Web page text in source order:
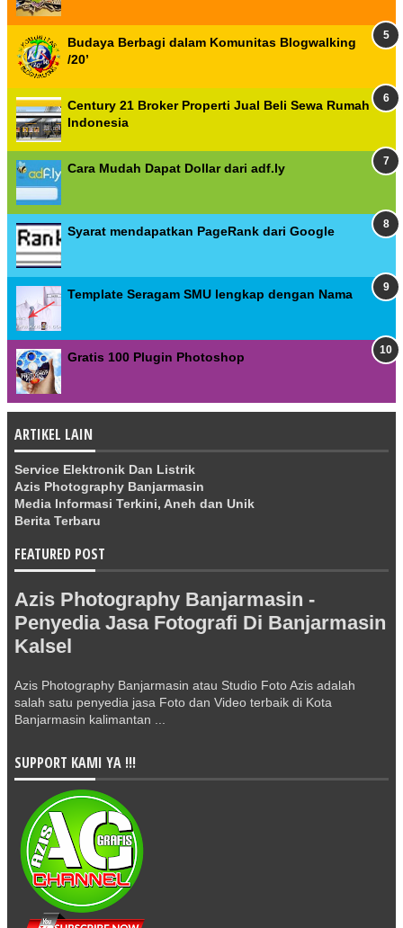
Budaya Berbagi dalam Komunitas Blogwalking
/20’
Century 21 Broker Properti Jual Beli Sewa Rumah
Indonesia
Cara Mudah Dapat Dollar dari adf.ly
Syarat mendapatkan PageRank dari Google
Template Seragam SMU lengkap dengan Nama
Gratis 100 Plugin Photoshop
ARTIKEL LAIN
Service Elektronik Dan Listrik
Azis Photography Banjarmasin
Media Informasi Terkini, Aneh dan Unik
Berita Terbaru
FEATURED POST
Azis Photography Banjarmasin -
Penyedia Jasa Fotografi Di Banjarmasin
Kalsel
Azis Photography Banjarmasin atau Studio Foto Azis adalah
salah satu penyedia jasa Foto dan Video terbaik di Kota
Banjarmasin kalimantan ...
SUPPORT KAMI YA !!!